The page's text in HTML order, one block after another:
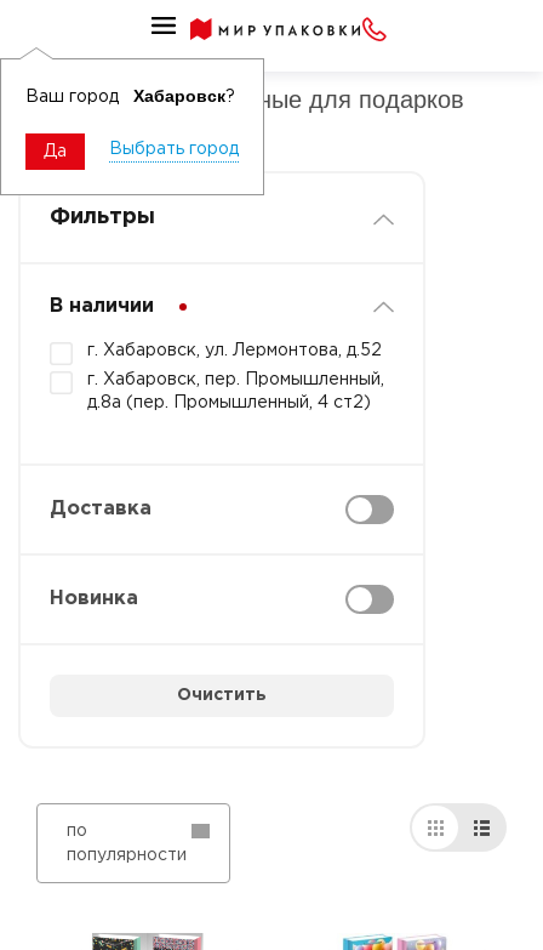
Ваш город Хабаровск?
Да Выбрать город
Пакеты ламинированные для подарков
Фильтры
В наличии
г. Хабаровск, ул. Лермонтова, д.52
г. Хабаровск, пер. Промышленный,
д.8а (пер. Промышленный, 4 ст2)
Доставка
Новинка
Очистить
по
популярности